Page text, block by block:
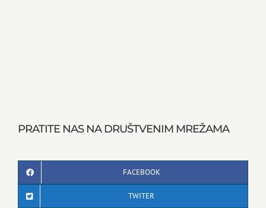
PRATITE NAS NA DRUŠTVENIM MREŽAMA
FACEBOOK
TWITER